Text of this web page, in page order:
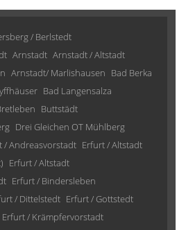
/ Berlstedt
Arnstadt Arnstadt / Altstadt
Arnstadt/ Marlishausen Bad Berka
Bad Langensalza
Buttstädt
Drei Gleichen OT Mühlberg
/ Andreasvorstadt Erfurt / Altstadt
Erfurt / Altstadt
Erfurt / Bindersleben
/ Dittelstedt Erfurt / Gottstedt
Erfurt / Krämpfervorstadt